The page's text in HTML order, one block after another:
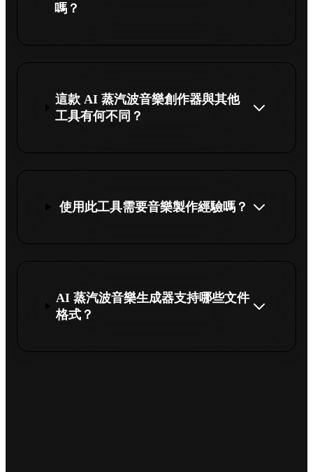
嗎？
這款 AI 蒸汽波音樂創作器與其他
工具有何不同？
使用此工具需要音樂製作經驗嗎？
AI 蒸汽波音樂生成器支持哪些文件
格式？